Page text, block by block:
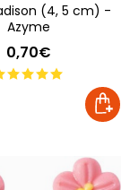
(4, 5 cm) -
Azyme
0,70€